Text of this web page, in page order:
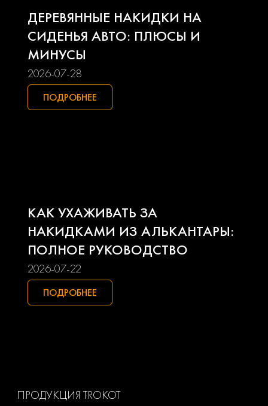
Lifan Mazda
Mitsubishi
Seat Skoda
Smart Ssangyong
Subaru
ДЕРЕВЯННЫЕ НАКИДКИ НА
СИДЕНЬЯ АВТО: ПЛЮСЫ И
МИНУСЫ
2026-07-28
ПОДРОБНЕЕ
КАК УХАЖИВАТЬ ЗА
НАКИДКАМИ ИЗ АЛЬКАНТАРЫ:
ПОЛНОЕ РУКОВОДСТВО
2026-07-22
ПОДРОБНЕЕ
ПРОДУКЦИЯ TROKOT